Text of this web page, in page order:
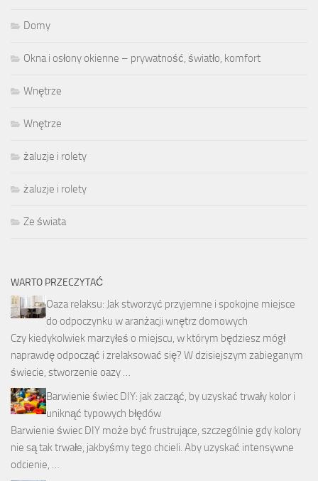
Domy
Okna i osłony okienne – prywatność, światło, komfort
Wnętrze
Wnętrze
żaluzje i rolety
żaluzje i rolety
Ze świata
WARTO PRZECZYTAĆ
Oaza relaksu: Jak stworzyć przyjemne i spokojne miejsce
do odpoczynku w aranżacji wnętrz domowych
Czy kiedykolwiek marzyłeś o miejscu, w którym będziesz mógł
naprawdę odpocząć i zrelaksować się? W dzisiejszym zabieganym
świecie, stworzenie oazy …
Barwienie świec DIY: jak zacząć, by uzyskać trwały kolor i
uniknąć typowych błędów
Barwienie świec DIY może być frustrujące, szczególnie gdy kolory
nie są tak trwałe, jakbyśmy tego chcieli. Aby uzyskać intensywne
odcienie, …